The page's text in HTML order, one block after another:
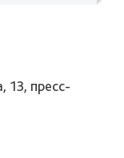
13, пресс-